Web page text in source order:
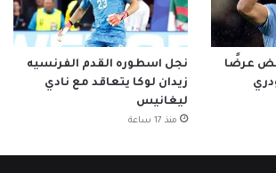
عرضًا
نجل اسطوره القدم الفرنسيه
زيدان لوكا يتعاقد مع نادي
ليغانيس
منذ 17 ساعة